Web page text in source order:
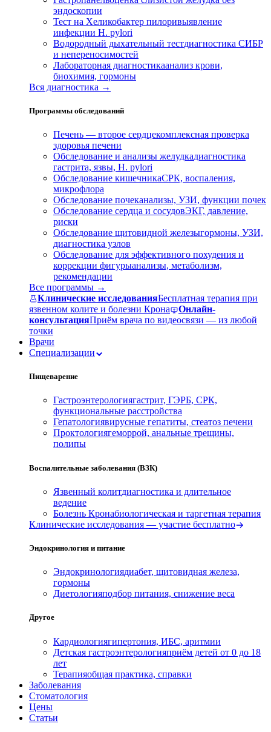
эндоскопии
Тест на Хеликобактер пилоривыявление
инфекции H. pylori
Водородный дыхательный тестдиагностика СИБР
и непереносимостей
Лабораторная диагностикаанализ крови,
биохимия, гормоны
Вся диагностика →
Программы обследований
Печень — второе сердцекомплексная проверка
здоровья печени
Обследование и анализы желудкадиагностика
гастрита, язвы, H. pylori
Обследование кишечникаСРК, воспаления,
микрофлора
Обследование почеканализы, УЗИ, функции почек
Обследование сердца и сосудовЭКГ, давление,
риски
Обследование щитовидной железыгормоны, УЗИ,
диагностика узлов
Обследование для эффективного похудения и
коррекции фигурыанализы, метаболизм,
рекомендации
Все программы →
Клинические исследованияБесплатная терапия при
язвенном колите и болезни Крона
Онлайн-
консультацияПриём врача по видеосвязи — из любой
точки
Врачи
Специализации
Пищеварение
Гастроэнтерологиягастрит, ГЭРБ, СРК,
функциональные расстройства
Гепатологиявирусные гепатиты, стеатоз печени
Проктологиягеморрой, анальные трещины,
полипы
Воспалительные заболевания (ВЗК)
Язвенный колитдиагностика и длительное
ведение
Болезнь Кронабиологическая и таргетная терапия
Клинические исследования — участие бесплатно
Эндокринология и питание
Эндокринологиядиабет, щитовидная железа,
гормоны
Диетологияподбор питания, снижение веса
Другое
Кардиологиягипертония, ИБС, аритмии
Детская гастроэнтерологияприём детей от 0 до 18
лет
Терапияобщая практика, справки
Заболевания
Стоматология
Цены
Статьи